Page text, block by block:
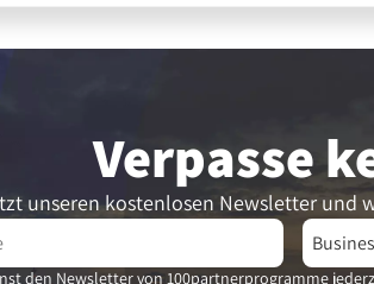
Verpasse
unseren kostenlosen Newsletter und
den Newsletter von 100partnerprogramme